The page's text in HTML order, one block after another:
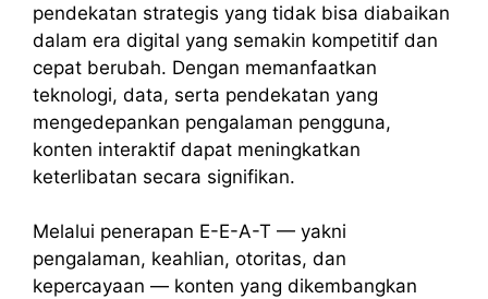
pendekatan strategis yang tidak bisa diabaikan
dalam era digital yang semakin kompetitif dan
cepat berubah. Dengan memanfaatkan
teknologi, data, serta pendekatan yang
mengedepankan pengalaman pengguna,
konten interaktif dapat meningkatkan
keterlibatan secara signifikan.
Melalui penerapan E-E-A-T — yakni
pengalaman, keahlian, otoritas, dan
kepercayaan — konten yang dikembangkan